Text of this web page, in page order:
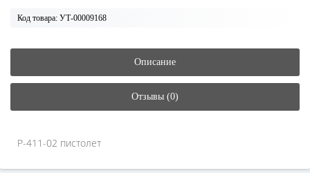
Код товара: УТ-00009168
Описание
Отзывы (0)
Р-411-02 пистолет